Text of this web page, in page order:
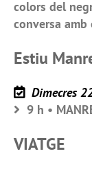
colors del
conversa
Estiu
Dimecres
9 h •
VIATGE